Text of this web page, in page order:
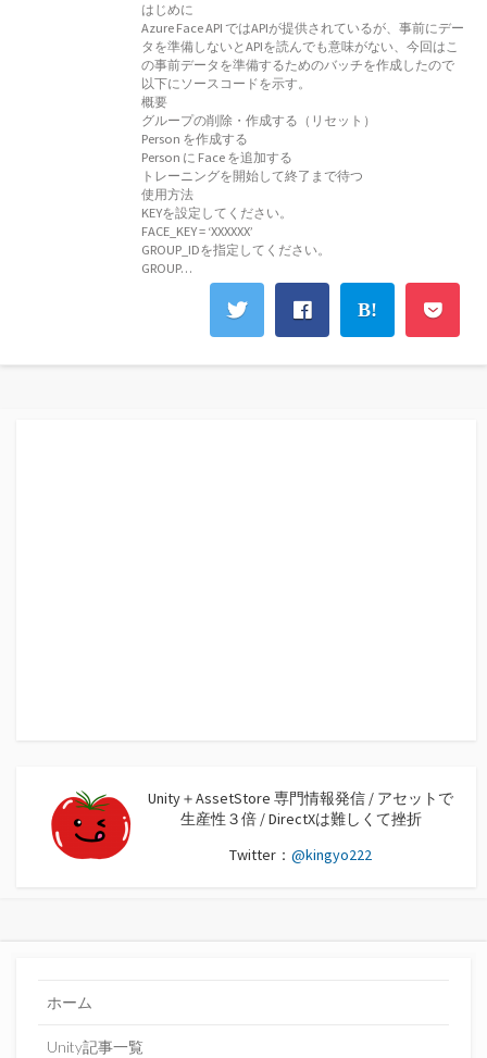
日
リ
ー
はじめに
Azure Face API ではAPIが提供されているが、事前にデー
タを準備しないとAPIを読んでも意味がない、今回はこ
の事前データを準備するためのバッチを作成したので
以下にソースコードを示す。
概要
グループの削除・作成する（リセット）
Person を作成する
Person に Face を追加する
トレーニングを開始して終了まで待つ
使用方法
KEYを設定してください。
FACE_KEY = ‘XXXXXX’
GROUP_IDを指定してください。
GROUP…
Unity＋AssetStore 専門情報発信 / アセットで
生産性３倍 / DirectXは難しくて挫折
Twitter： @kingyo222
ホーム
Unity記事一覧